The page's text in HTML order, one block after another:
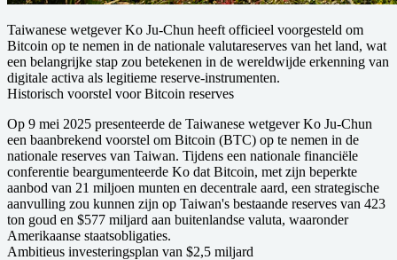
Taiwanese wetgever Ko Ju-Chun heeft officieel voorgesteld om
Bitcoin op te nemen in de nationale valutareserves van het land, wat
een belangrijke stap zou betekenen in de wereldwijde erkenning van
digitale activa als legitieme reserve-instrumenten.
Historisch voorstel voor Bitcoin reserves
Op 9 mei 2025 presenteerde de Taiwanese wetgever Ko Ju-Chun
een baanbrekend voorstel om Bitcoin (BTC) op te nemen in de
nationale reserves van Taiwan. Tijdens een nationale financiële
conferentie beargumenteerde Ko dat Bitcoin, met zijn beperkte
aanbod van 21 miljoen munten en decentrale aard, een strategische
aanvulling zou kunnen zijn op Taiwan's bestaande reserves van 423
ton goud en $577 miljard aan buitenlandse valuta, waaronder
Amerikaanse staatsobligaties.
Ambitieus investeringsplan van $2,5 miljard